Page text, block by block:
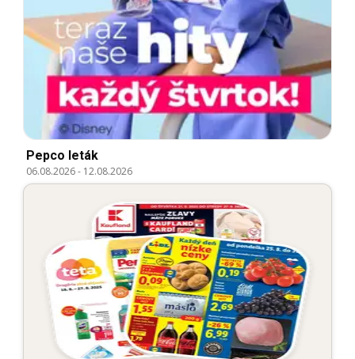
Pepco leták
06.08.2026- 12.08.2026